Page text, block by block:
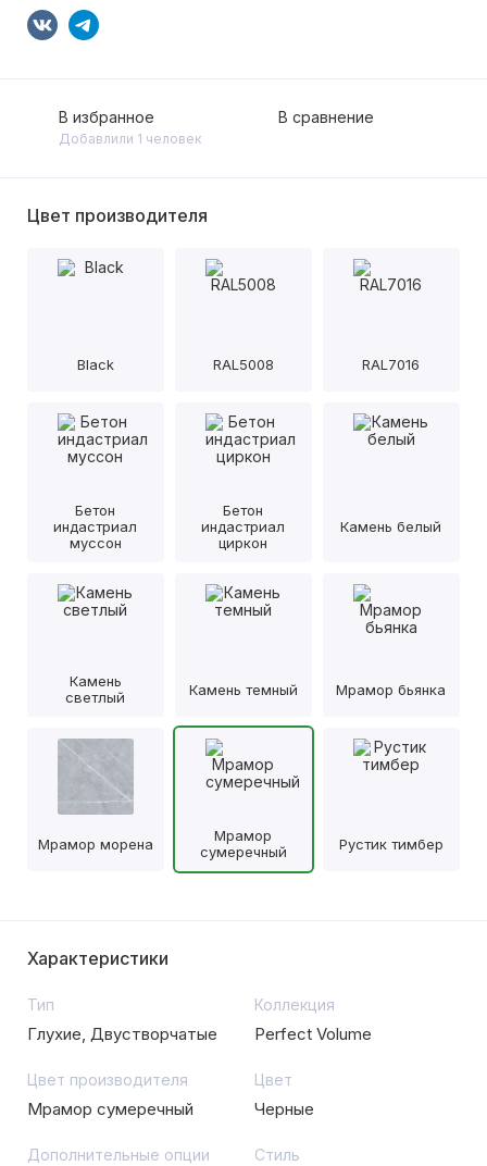
В избранное
Добавлили 1 человек
В сравнение
Цвет производителя
Black RAL5008 RAL7016
Бетон
индастриал
муссон
Бетон
индастриал
циркон
Камень белый
Камень
светлый
Камень темный Мрамор бьянка
Мрамор морена
Мрамор
сумеречный
Рустик тимбер
Характеристики
Тип
Глухие, Двустворчатые
Коллекция
Perfect Volume
Цвет производителя
Мрамор сумеречный
Цвет
Черные
Дополнительные опции Стиль